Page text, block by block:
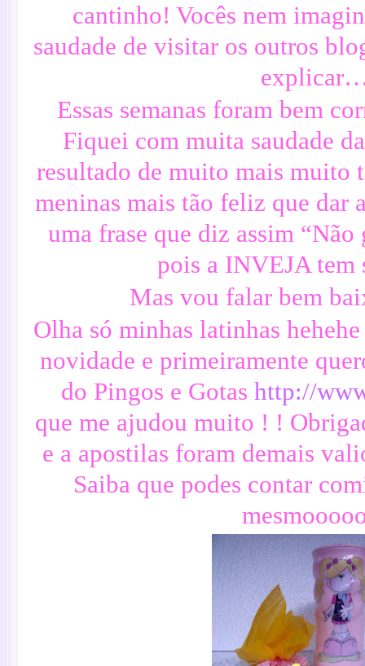
cantinho! Vocês nem
saudade de visitar os outros
Essas semanas foram bem
Fiquei com muita saudade
resultado de muito mais muito
meninas mais tão feliz que dar
uma frase que diz assim
pois a INVEJA tem
Mas vou falar bem
Olha só minhas latinhas
novidade e primeiramente
do Pingos e Gotas http://
que me ajudou muito ! !
e a apostilas foram demais
Saiba que podes contar